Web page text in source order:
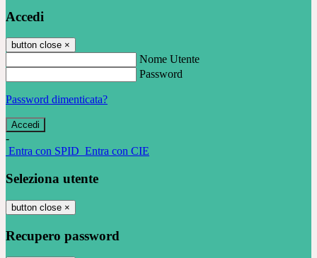
Accedi
button close ×
Nome Utente
Password
Password dimenticata?
-
Entra con SPID Entra con CIE
Seleziona utente
button close ×
Recupero password